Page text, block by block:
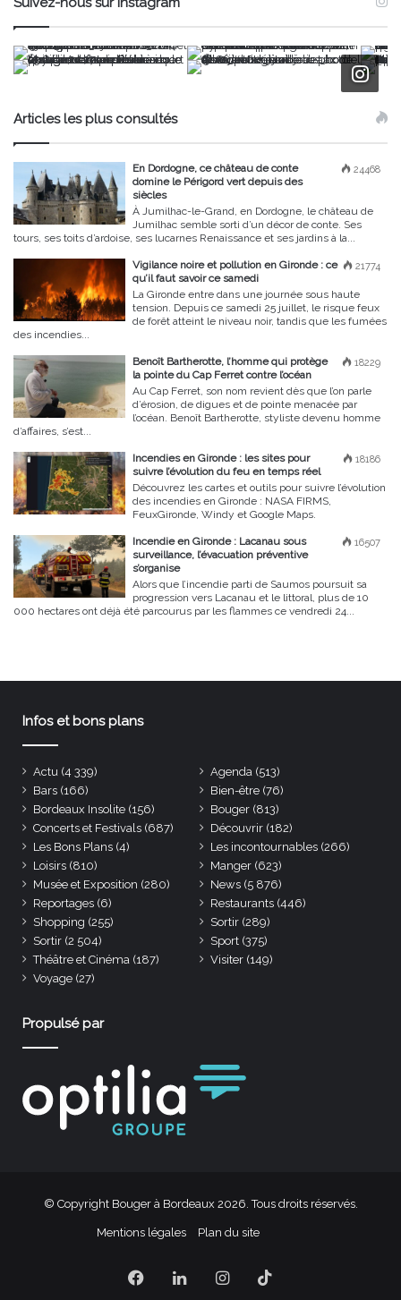
Articles les plus consultés
24468
En Dordogne, ce château de conte
domine le Périgord vert depuis des
siècles
À Jumilhac-le-Grand, en Dordogne, le château de
Jumilhac semble sorti d’un décor de conte. Ses
tours, ses toits d’ardoise, ses lucarnes Renaissance et ses jardins à la...
21774
Vigilance noire et pollution en Gironde : ce
qu’il faut savoir ce samedi
La Gironde entre dans une journée sous haute
tension. Depuis ce samedi 25 juillet, le risque feux
de forêt atteint le niveau noir, tandis que les fumées
des incendies...
18229
Benoît Bartherotte, l’homme qui protège
la pointe du Cap Ferret contre l’océan
Au Cap Ferret, son nom revient dès que l’on parle
d’érosion, de digues et de pointe menacée par
l’océan. Benoît Bartherotte, styliste devenu homme
d’affaires, s’est...
18186
Incendies en Gironde : les sites pour
suivre l’évolution du feu en temps réel
Découvrez les cartes et outils pour suivre l’évolution
des incendies en Gironde : NASA FIRMS,
FeuxGironde, Windy et Google Maps.
16507
Incendie en Gironde : Lacanau sous
surveillance, l’évacuation préventive
s’organise
Alors que l’incendie parti de Saumos poursuit sa
progression vers Lacanau et le littoral, plus de 10
000 hectares ont déjà été parcourus par les flammes ce vendredi 24...
Infos et bons plans
Actu (4 339) Agenda (513)
Bars (166) Bien-être (76)
Bordeaux Insolite (156) Bouger (813)
Concerts et Festivals (687) Découvrir (182)
Les Bons Plans (4) Les incontournables (266)
Loisirs (810) Manger (623)
Musée et Exposition (280) News (5 876)
Reportages (6) Restaurants (446)
Shopping (255) Sortir (289)
Sortir (2 504) Sport (375)
Théâtre et Cinéma (187) Visiter (149)
Voyage (27)
Propulsé par
© Copyright Bouger à Bordeaux 2026. Tous droits réservés.
Mentions légales Plan du site
Facebook
LinkedinInstagram